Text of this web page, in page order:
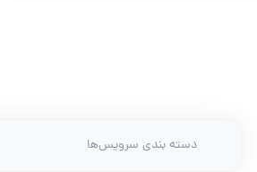
دسته بندی سرویس‌ها